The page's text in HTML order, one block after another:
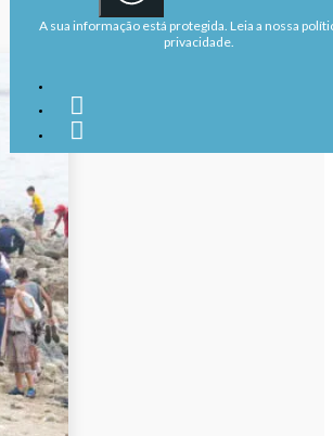
A sua informação está protegida. Leia a nossa
privacidade.